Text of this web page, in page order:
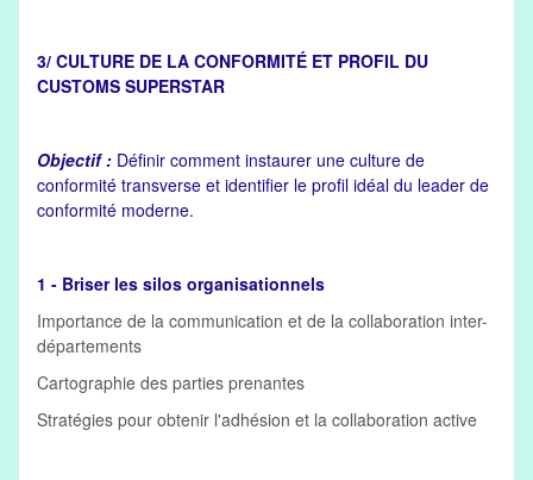
3/ CULTURE DE LA CONFORMITÉ ET PROFIL DU
CUSTOMS SUPERSTAR
Objectif : Définir comment instaurer une culture de
conformité transverse et identifier le profil idéal du leader de
conformité moderne.
1 - Briser les silos organisationnels
Importance de la communication et de la collaboration inter-
départements
Cartographie des parties prenantes
Stratégies pour obtenir l'adhésion et la collaboration active